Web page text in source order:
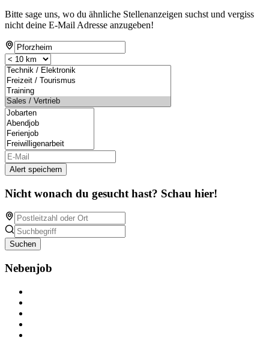
Bitte sage uns, wo du ähnliche Stellenanzeigen suchst und vergiss
nicht deine E-Mail Adresse anzugeben!
Alert speichern
Nicht wonach du gesucht hast? Schau hier!
Suchen
Nebenjob